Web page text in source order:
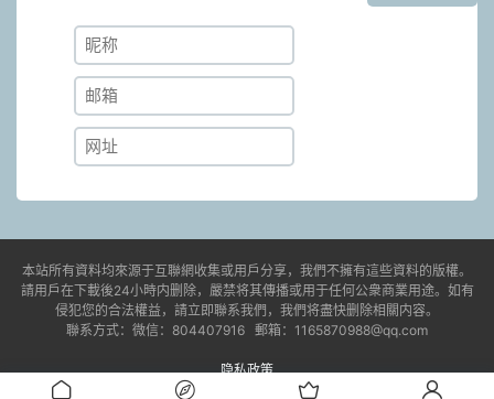
本站所有資料均來源于互聯網收集或用戶分享，我們不擁有這些資料的版權。
請用戶在下載後24小時内删除，嚴禁将其傳播或用于任何公衆商業用途。如有
侵犯您的合法權益，請立即聯系我們，我們将盡快删除相關内容。
聯系方式：微信：804407916 郵箱：1165870988@qq.com
隐私政策
© 2021-2023 jdyx6.com湘ICP備2023006807号-1 易學課程/國學資料